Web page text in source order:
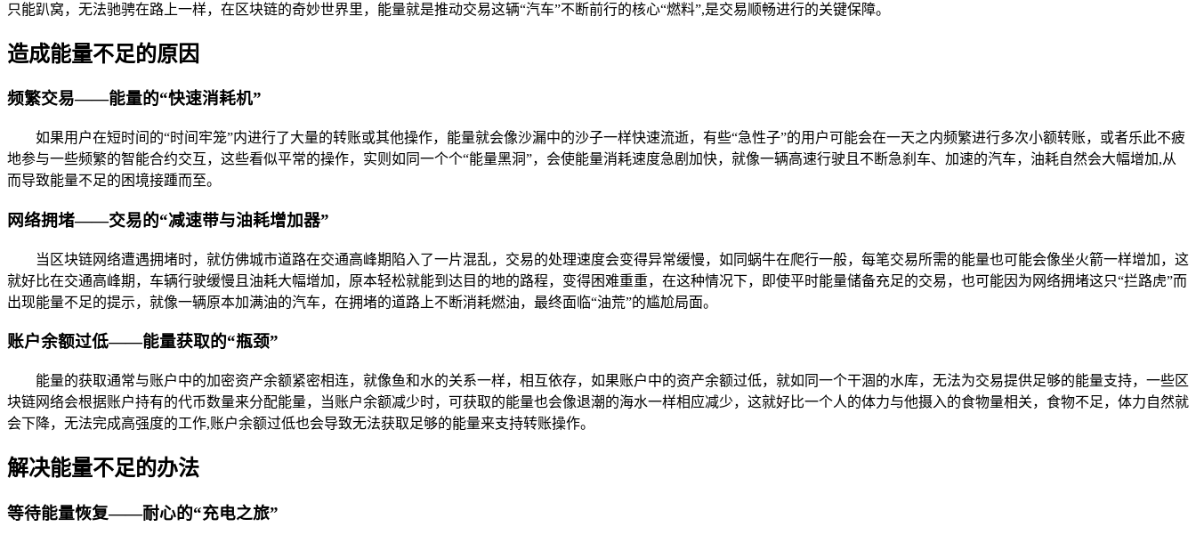
只能趴窝，无法驰骋在路上一样，在区块链的奇妙世界里，能量就是推动交易这辆“汽车”不断前行的核心“燃料”,是交易顺畅进行的关键保障。
造成能量不足的原因
频繁交易——能量的“快速消耗机”
如果用户在短时间的“时间牢笼”内进行了大量的转账或其他操作，能量就会像沙漏中的沙子一样快速流逝，有些“急性子”的用户可能会在一天之内频繁进行多次小额转账，或者乐此不疲
地参与一些频繁的智能合约交互，这些看似平常的操作，实则如同一个个“能量黑洞”，会使能量消耗速度急剧加快，就像一辆高速行驶且不断急刹车、加速的汽车，油耗自然会大幅增加,从
而导致能量不足的困境接踵而至。
网络拥堵——交易的“减速带与油耗增加器”
当区块链网络遭遇拥堵时，就仿佛城市道路在交通高峰期陷入了一片混乱，交易的处理速度会变得异常缓慢，如同蜗牛在爬行一般，每笔交易所需的能量也可能会像坐火箭一样增加，这
就好比在交通高峰期，车辆行驶缓慢且油耗大幅增加，原本轻松就能到达目的地的路程，变得困难重重，在这种情况下，即使平时能量储备充足的交易，也可能因为网络拥堵这只“拦路虎”而
出现能量不足的提示，就像一辆原本加满油的汽车，在拥堵的道路上不断消耗燃油，最终面临“油荒”的尴尬局面。
账户余额过低——能量获取的“瓶颈”
能量的获取通常与账户中的加密资产余额紧密相连，就像鱼和水的关系一样，相互依存，如果账户中的资产余额过低，就如同一个干涸的水库，无法为交易提供足够的能量支持，一些区
块链网络会根据账户持有的代币数量来分配能量，当账户余额减少时，可获取的能量也会像退潮的海水一样相应减少，这就好比一个人的体力与他摄入的食物量相关，食物不足，体力自然就
会下降，无法完成高强度的工作,账户余额过低也会导致无法获取足够的能量来支持转账操作。
解决能量不足的办法
等待能量恢复——耐心的“充电之旅”